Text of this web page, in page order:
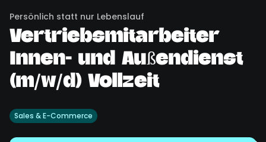
Persönlich statt nur Lebenslauf
Vertriebsmitarbeiter
Innen- und Außendienst
(m/w/d) Vollzeit
Sales & E-Commerce